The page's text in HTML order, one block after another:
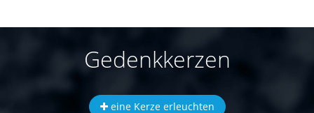
Gedenkkerzen
eine Kerze erleuchten